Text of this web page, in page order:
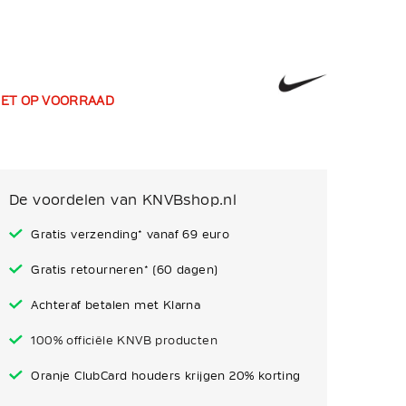
OP VOORRAAD
De voordelen van KNVBshop.nl
Gratis verzending* vanaf 69 euro
Gratis retourneren* (60 dagen)
Achteraf betalen met Klarna
100% officiële KNVB producten
Oranje ClubCard houders krijgen 20% korting